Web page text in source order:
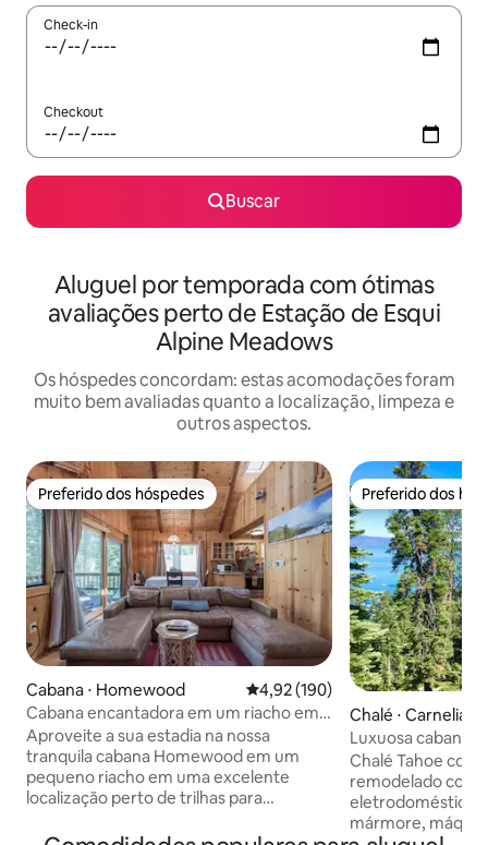
Check-in
Checkout
Buscar
Aluguel por temporada com ótimas
avaliações perto de Estação de Esqui
Alpine Meadows
Os hóspedes concordam: estas acomodações foram
muito bem avaliadas quanto a localização, limpeza e
outros aspectos.
Preferido dos hóspedes
Preferido dos hóspedes
Cabana ⋅ Homewood 4,92 de uma avaliação média de
4,92 (190)
Cabana encantadora em um riacho em
West Shore
Aproveite a sua estadia na nossa
tranquila cabana Homewood em um
pequeno riacho em uma excelente
localização perto de trilhas para
Ótimo para 2 casais com 1 quarto no
Preferido dos
Preferido dos
Chalé ⋅ Carnelian
Luxuosa cabana
vista para o lago
Chalé Tahoe
remodelado com
eletrodomésticos
mármore,